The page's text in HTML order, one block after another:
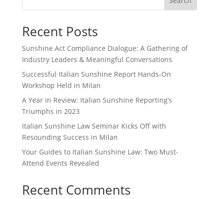
Recent Posts
Sunshine Act Compliance Dialogue: A Gathering of
Industry Leaders & Meaningful Conversations
Successful Italian Sunshine Report Hands-On
Workshop Held in Milan
A Year in Review: Italian Sunshine Reporting’s
Triumphs in 2023
Italian Sunshine Law Seminar Kicks Off with
Resounding Success in Milan
Your Guides to Italian Sunshine Law: Two Must-
Attend Events Revealed
Recent Comments